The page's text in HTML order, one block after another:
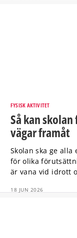
FYSISK AKTIVITET
Så kan
vägar framåt
Skolan ska ge alla
för olika
är vana vid idrott
18 JUN 2026